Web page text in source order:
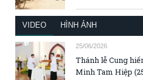
VIDEO HÌNH ẢNH
25/06/2026
Thánh lễ Cung
Minh Tam Hiệp